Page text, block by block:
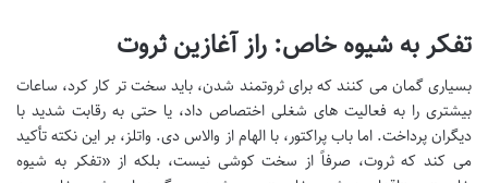
تفکر به شیوه خاص: راز آغازین ثروت
بسیاری گمان می کنند که برای ثروتمند شدن، باید سخت تر کار کرد، ساعات
بیشتری را به فعالیت های شغلی اختصاص داد، یا حتی به رقابت شدید با
دیگران پرداخت. اما باب پراکتور، با الهام از والاس دی. واتلز، بر این نکته تأکید
می کند که ثروت، صرفاً از سخت کوشی نیست، بلکه از «تفکر به شیوه